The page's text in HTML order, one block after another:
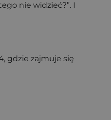
nie widzieć?”. I
gdzie zajmuje się